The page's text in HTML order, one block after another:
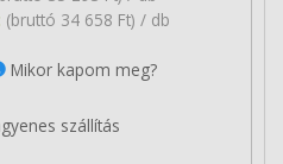
(bruttó 34 658 Ft) / db
Mikor kapom meg?
szállítás